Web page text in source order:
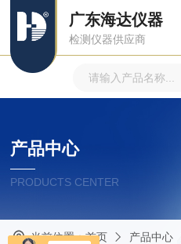
广东海达仪器
检测仪器供应商
产品中心
PRODUCTS CENTER
当前位置：首页 产品中心